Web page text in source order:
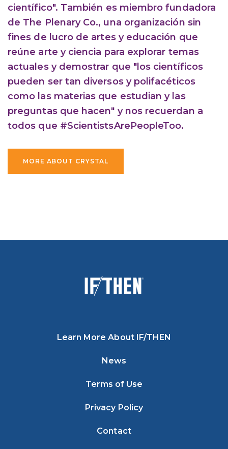
científico". También es miembro fundadora
de The Plenary Co., una organización sin
fines de lucro de artes y educación que
reúne arte y ciencia para explorar temas
actuales y demostrar que "los científicos
pueden ser tan diversos y polifacéticos
como las materias que estudian y las
preguntas que hacen" y nos recuerdan a
todos que #ScientistsArePeopleToo.
MORE ABOUT CRYSTAL
Learn More About IF/THEN
News
Terms of Use
Privacy Policy
Contact